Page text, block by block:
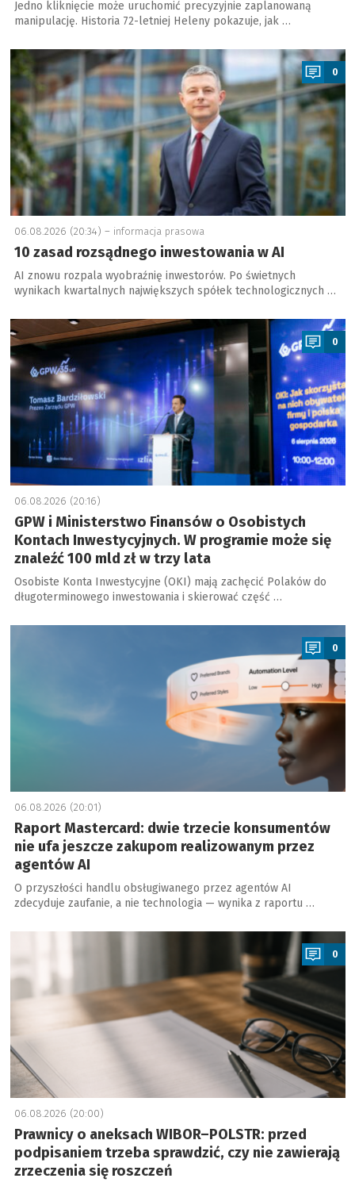
Jedno kliknięcie może uruchomić precyzyjnie zaplanowaną
manipulację. Historia 72-letniej Heleny pokazuje, jak …
a
0
06.08.2026 (20:34) – informacja prasowa
10 zasad rozsądnego inwestowania w AI
AI znowu rozpala wyobraźnię inwestorów. Po świetnych
wynikach kwartalnych największych spółek technologicznych …
a
0
06.08.2026 (20:16)
GPW i Ministerstwo Finansów o Osobistych
Kontach Inwestycyjnych. W programie może się
znaleźć 100 mld zł w trzy lata
Osobiste Konta Inwestycyjne (OKI) mają zachęcić Polaków do
długoterminowego inwestowania i skierować część …
a
0
06.08.2026 (20:01)
Raport Mastercard: dwie trzecie konsumentów
nie ufa jeszcze zakupom realizowanym przez
agentów AI
O przyszłości handlu obsługiwanego przez agentów AI
zdecyduje zaufanie, a nie technologia — wynika z raportu …
a
0
06.08.2026 (20:00)
Prawnicy o aneksach WIBOR–POLSTR: przed
podpisaniem trzeba sprawdzić, czy nie zawierają
zrzeczenia się roszczeń